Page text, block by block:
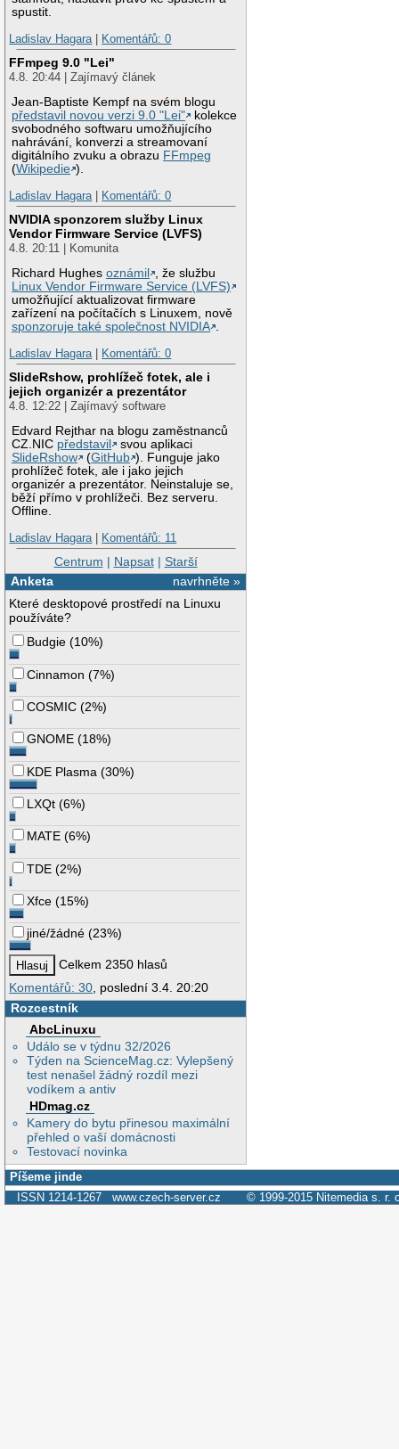
spustit.
Ladislav Hagara| Komentářů: 0
FFmpeg 9.0 "Lei"
4.8. 20:44 | Zajímavý článek
Jean-Baptiste Kempf na svém blogu
představil novou verzi 9.0 "Lei"
kolekce
svobodného softwaru umožňujícího
nahrávání, konverzi a streamovaní
digitálního zvuku a obrazu FFmpeg
(Wikipedie ).
Ladislav Hagara| Komentářů: 0
NVIDIA sponzorem služby Linux
Vendor Firmware Service (LVFS)
4.8. 20:11 | Komunita
Richard Hughesoznámil
, že službu
Linux Vendor Firmware Service (LVFS)
umožňující aktualizovat firmware
zařízení na počítačích s Linuxem, nově
sponzoruje také společnost NVIDIA .
Ladislav Hagara| Komentářů: 0
SlideRshow, prohlížeč fotek, ale i
jejich organizér a prezentátor
4.8. 12:22 | Zajímavý software
Edvard Rejthar na blogu zaměstnanců
CZ.NIC představil
svou aplikaci
SlideRshow
(GitHub ). Funguje jako
prohlížeč fotek, ale i jako jejich
organizér a prezentátor. Neinstaluje se,
běží přímo v prohlížeči. Bez serveru.
Offline.
Ladislav Hagara| Komentářů: 11
Centrum | Napsat| Starší
navrhněte »
Anketa
Které desktopové prostředí na Linuxu
používáte?
Budgie (10%)
Cinnamon (7%)
COSMIC (2%)
GNOME (18%)
KDE Plasma (30%)
LXQt (6%)
MATE (6%)
TDE (2%)
Xfce (15%)
jiné/žádné (23%)
Celkem 2350 hlasů
Komentářů: 30 , poslední 3.4. 20:20
Rozcestník
AbcLinuxu
Událo se v týdnu 32/2026
Týden na ScienceMag.cz: Vylepšený
test nenašel žádný rozdíl mezi
vodíkem a antiv
HDmag.cz
Kamery do bytu přinesou maximální
přehled o vaší domácnosti
Testovací novinka
Píšeme jinde
ISSN 1214-1267 www.czech-server.cz © 1999-2015 Nitemedia s. r.